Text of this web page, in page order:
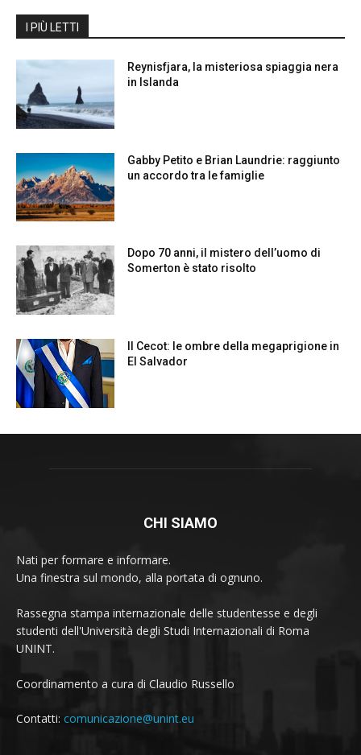
CHI SIAMO
Nati per formare e informare.
Una finestra sul mondo, alla portata di ognuno.
Rassegna stampa internazionale delle studentesse e degli
studenti dell'Università degli Studi Internazionali di Roma
UNINT.
Coordinamento a cura di Claudio Russello
Contatti: comunicazione@unint.eu